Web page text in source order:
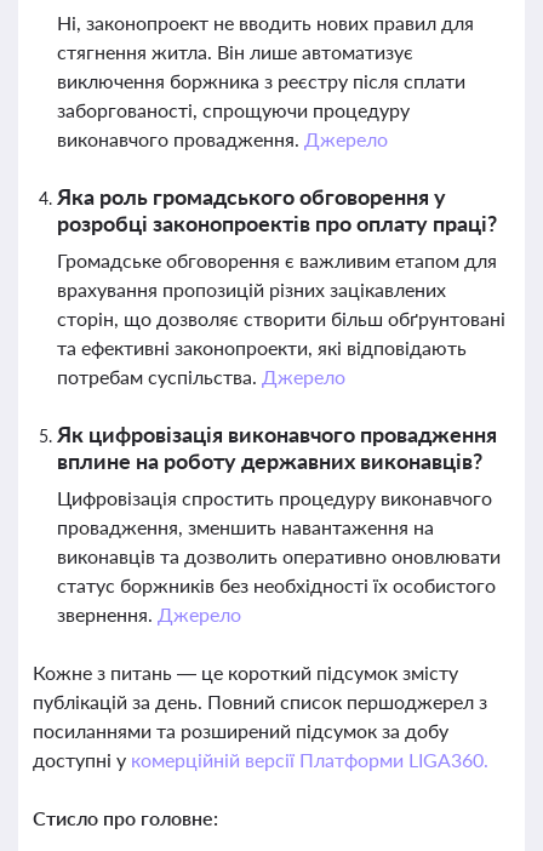
Ні, законопроект не вводить нових правил для
стягнення житла. Він лише автоматизує
виключення боржника з реєстру після сплати
заборгованості, спрощуючи процедуру
виконавчого провадження. Джерело
Яка роль громадського обговорення у
розробці законопроектів про оплату праці?
Громадське обговорення є важливим етапом для
врахування пропозицій різних зацікавлених
сторін, що дозволяє створити більш обґрунтовані
та ефективні законопроекти, які відповідають
потребам суспільства. Джерело
Як цифровізація виконавчого провадження
вплине на роботу державних виконавців?
Цифровізація спростить процедуру виконавчого
провадження, зменшить навантаження на
виконавців та дозволить оперативно оновлювати
статус боржників без необхідності їх особистого
звернення. Джерело
Кожне з питань — це короткий підсумок змісту
публікацій за день. Повний список першоджерел з
посиланнями та розширений підсумок за добу
доступні у комерційній версії Платформи LIGA360.
Стисло про головне: